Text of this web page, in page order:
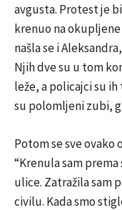
avgusta. Protest je
krenuo na
našla se i
Njih dve su u tom
leže, a policajci su
su polomljeni zubi,
Potom se sve ovako
“Krenula sam
ulice. Zatražila sam
civilu. Kada smo